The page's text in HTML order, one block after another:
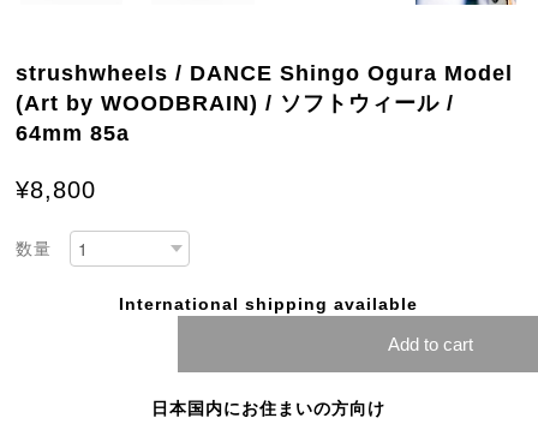
strushwheels / DANCE Shingo Ogura Model
(Art by WOODBRAIN) / ソフトウィール /
64mm 85a
¥8,800
数量
International shipping available
Add to cart
日本国内にお住まいの方向け